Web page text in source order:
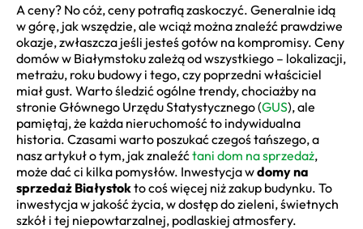
A ceny? No cóż, ceny potrafią zaskoczyć. Generalnie idą
w górę, jak wszędzie, ale wciąż można znaleźć prawdziwe
okazje, zwłaszcza jeśli jesteś gotów na kompromisy. Ceny
domów w Białymstoku zależą od wszystkiego – lokalizacji,
metrażu, roku budowy i tego, czy poprzedni właściciel
miał gust. Warto śledzić ogólne trendy, chociażby na
stronie Głównego Urzędu Statystycznego (GUS), ale
pamiętaj, że każda nieruchomość to indywidualna
historia. Czasami warto poszukać czegoś tańszego, a
nasz artykuł o tym, jak znaleźćtani dom na sprzedaż,
może dać ci kilka pomysłów. Inwestycja wdomy na
sprzedaż Białystokto coś więcej niż zakup budynku. To
inwestycja w jakość życia, w dostęp do zieleni, świetnych
szkół i tej niepowtarzalnej, podlaskiej atmosfery.